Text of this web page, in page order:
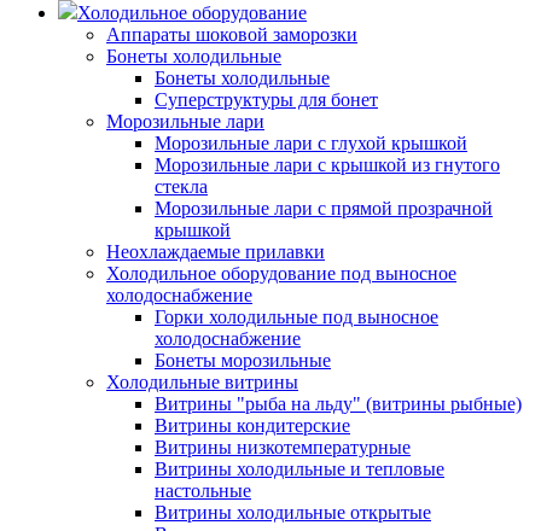
Холодильное оборудование
Аппараты шоковой заморозки
Бонеты холодильные
Бонеты холодильные
Суперструктуры для бонет
Морозильные лари
Морозильные лари с глухой крышкой
Морозильные лари с крышкой из гнутого
стекла
Морозильные лари с прямой прозрачной
крышкой
Неохлаждаемые прилавки
Холодильное оборудование под выносное
холодоснабжение
Горки холодильные под выносное
холодоснабжение
Бонеты морозильные
Холодильные витрины
Витрины "рыба на льду" (витрины рыбные)
Витрины кондитерские
Витрины низкотемпературные
Витрины холодильные и тепловые
настольные
Витрины холодильные открытые